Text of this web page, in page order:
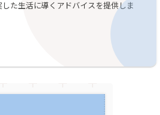
た生活に導くアドバイスを提供しま